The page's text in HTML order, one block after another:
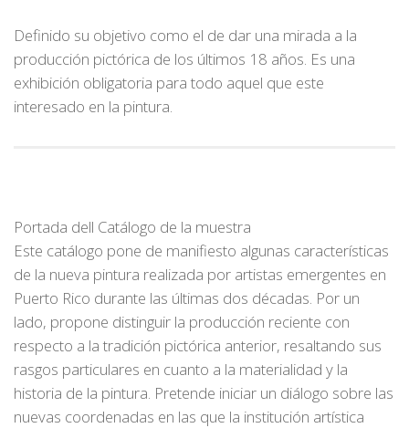
Definido su objetivo como el de dar una mirada a la
producción pictórica de los últimos 18 años. Es una
exhibición obligatoria para todo aquel que este
interesado en la pintura.
Portada dell Catálogo de la muestra
Este catálogo pone de manifiesto algunas características
de la nueva pintura realizada por artistas emergentes en
Puerto Rico durante las últimas dos décadas. Por un
lado, propone distinguir la producción reciente con
respecto a la tradición pictórica anterior, resaltando sus
rasgos particulares en cuanto a la materialidad y la
historia de la pintura. Pretende iniciar un diálogo sobre las
nuevas coordenadas en las que la institución artística